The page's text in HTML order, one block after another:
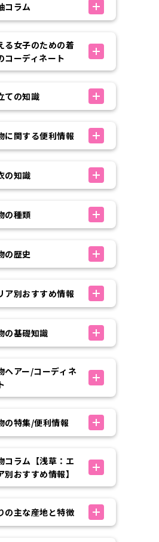
コラム
る女子のための着
コーディネート
ての知識
に関する便利情報
の知識
の種類
の歴史
ア別おすすめ情報
の基礎知識
ヘアー/コーディネ
の特集/便利情報
コラム【浅草：エ
別おすすめ情報】
の主な産地と特徴